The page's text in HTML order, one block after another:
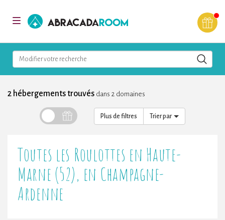
Toggle
AbracadaRoom
Modifier votre recherche
2 hébergements trouvés dans 2 domaines
Plus de filtres
Toutes les Roulottes en Haute-
Marne (52), en Champagne-
Ardenne